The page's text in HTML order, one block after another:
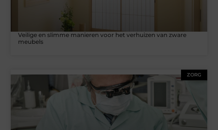
Veilige en slimme manieren voor het verhuizen van zware
meubels
ZORG